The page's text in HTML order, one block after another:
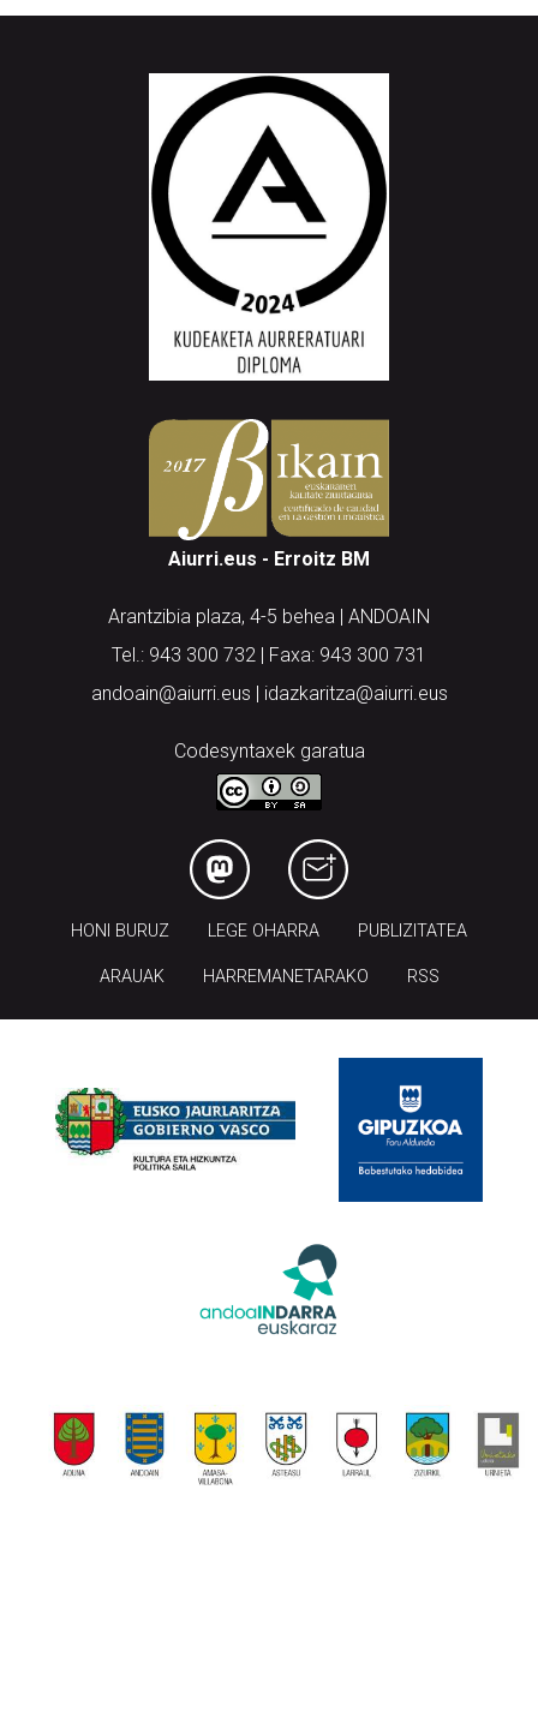
Aiurri.eus - Erroitz BM
Arantzibia plaza, 4-5 behea | ANDOAIN
Tel.: 943 300 732 | Faxa: 943 300 731
andoain@aiurri.eus | idazkaritza@aiurri.eus
Codesyntaxek garatua
HONI BURUZ LEGE OHARRA PUBLIZITATEA
ARAUAK HARREMANETARAKO RSS